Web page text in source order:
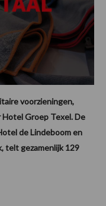
voorzieningen,
Groep Texel. De
de Lindeboom en
telt gezamenlijk 129